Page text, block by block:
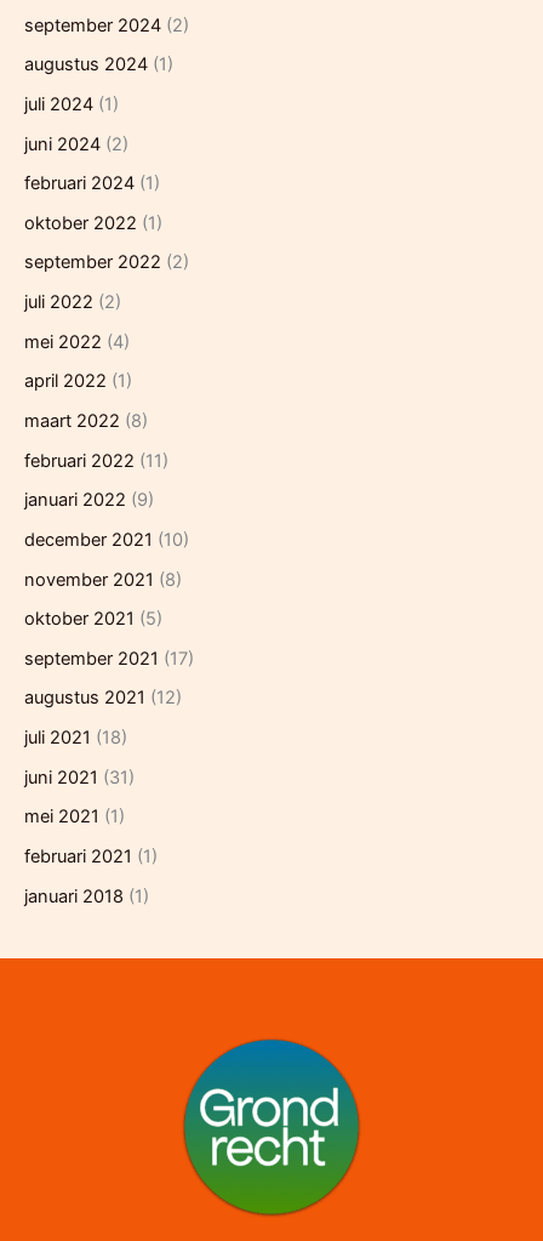
september 2024 (2)
augustus 2024 (1)
juli 2024 (1)
juni 2024 (2)
februari 2024 (1)
oktober 2022 (1)
september 2022 (2)
juli 2022 (2)
mei 2022 (4)
april 2022 (1)
maart 2022 (8)
februari 2022 (11)
januari 2022 (9)
december 2021 (10)
november 2021 (8)
oktober 2021 (5)
september 2021 (17)
augustus 2021 (12)
juli 2021 (18)
juni 2021 (31)
mei 2021 (1)
februari 2021 (1)
januari 2018 (1)